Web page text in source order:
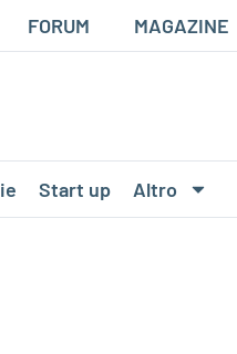
FORUM MAGAZINE
Start up Altro